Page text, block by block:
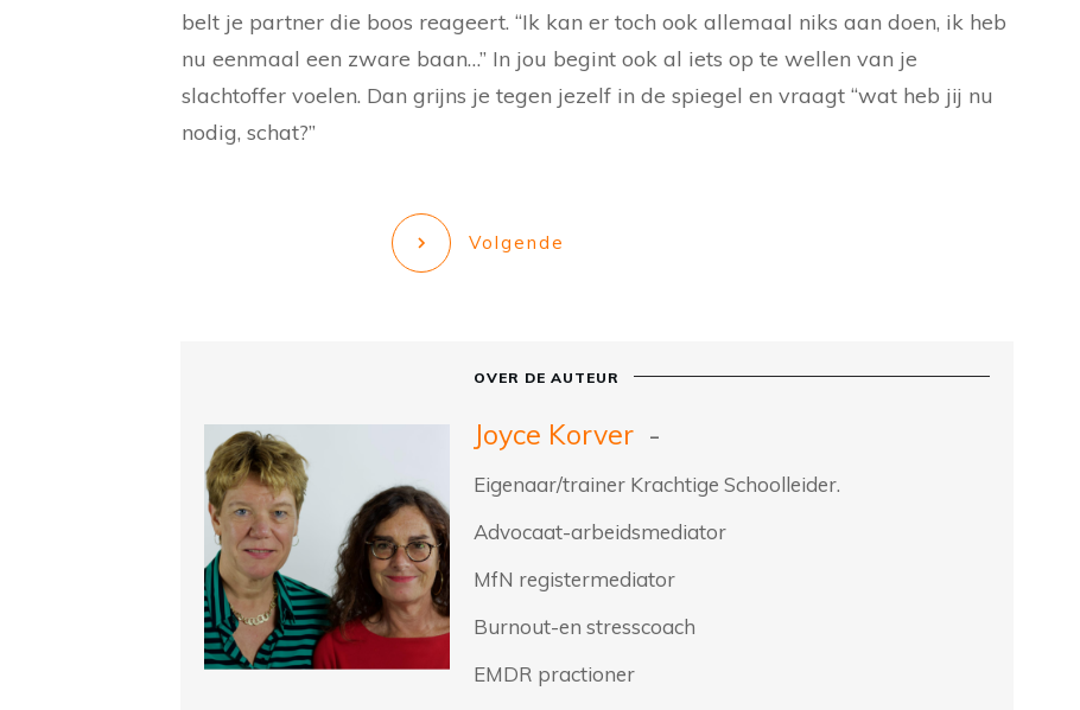
belt je partner die boos reageert. “Ik kan er toch ook allemaal niks aan doen, ik heb
nu eenmaal een zware baan…” In jou begint ook al iets op te wellen van je
slachtoffer voelen. Dan grijns je tegen jezelf in de spiegel en vraagt “wat heb jij nu
nodig, schat?”
Volgende
OVER DE AUTEUR
Joyce Korver -
Eigenaar/trainer Krachtige Schoolleider.
Advocaat-arbeidsmediator
MfN registermediator
Burnout-en stresscoach
EMDR practioner